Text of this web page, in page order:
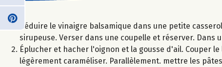
Réduire le vinaigre balsamique dans une petite
sirupeuse. Verser dans une coupelle et réserver.
Éplucher et hacher l'oignon et la gousse d'ail. Couper
légèrement caraméliser. Parallèlement. mettre les